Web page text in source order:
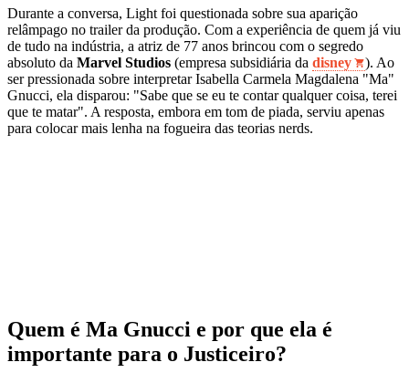
Durante a conversa, Light foi questionada sobre sua aparição
relâmpago no trailer da produção. Com a experiência de quem já viu
de tudo na indústria, a atriz de 77 anos brincou com o segredo
absoluto da Marvel Studios (empresa subsidiária da disney
). Ao
ser pressionada sobre interpretar Isabella Carmela Magdalena "Ma"
Gnucci, ela disparou: "Sabe que se eu te contar qualquer coisa, terei
que te matar". A resposta, embora em tom de piada, serviu apenas
para colocar mais lenha na fogueira das teorias nerds.
Quem é Ma Gnucci e por que ela é
importante para o Justiceiro?